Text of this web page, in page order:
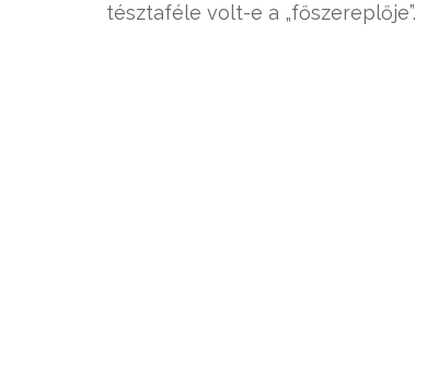
tésztaféle volt-e a „főszereplője”.